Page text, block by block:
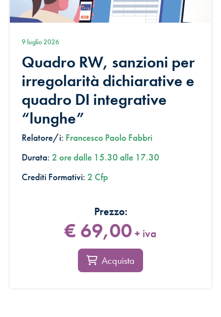
9 luglio 2026
Quadro RW, sanzioni per
irregolarità dichiarative e
quadro DI integrative
“lunghe”
Relatore/i: Francesco Paolo Fabbri
Durata: 2 ore dalle 15.30 alle 17.30
Crediti Formativi: 2 Cfp
€ 69,00 + iva
Acquista